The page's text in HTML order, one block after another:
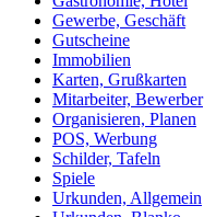
Gewerbe, Geschäft
Gutscheine
Immobilien
Karten, Grußkarten
Mitarbeiter, Bewerber
Organisieren, Planen
POS, Werbung
Schilder, Tafeln
Spiele
Urkunden, Allgemein